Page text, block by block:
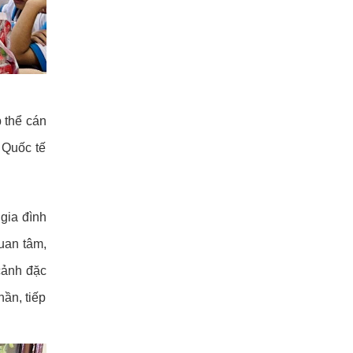
thể cán
tế
đình
tâm,
đặc
tiếp